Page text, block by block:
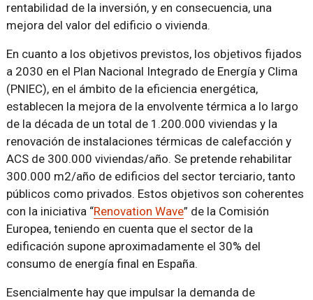
rentabilidad de la inversión, y en consecuencia, una
mejora del valor del edificio o vivienda.
En cuanto a los objetivos previstos, los objetivos fijados
a 2030 en el Plan Nacional Integrado de Energía y Clima
(PNIEC), en el ámbito de la eficiencia energética,
establecen la mejora de la envolvente térmica a lo largo
de la década de un total de 1.200.000 viviendas y la
renovación de instalaciones térmicas de calefacción y
ACS de 300.000 viviendas/año. Se pretende rehabilitar
300.000 m2/año de edificios del sector terciario, tanto
públicos como privados. Estos objetivos son coherentes
con la iniciativa “Renovation Wave” de la Comisión
Europea, teniendo en cuenta que el sector de la
edificación supone aproximadamente el 30% del
consumo de energía final en España.
Esencialmente hay que impulsar la demanda de